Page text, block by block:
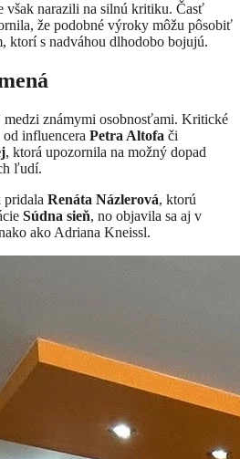
však narazili na silnú kritiku. Časť
že podobné výroky môžu pôsobiť
s nadváhou dlhodobo bojujú.
známymi osobnosťami. Kritické
influencera Petra Altofa či
, ktorá upozornila na možný dopad
ľudí.
pridala Renáta Názlerová, ktorú
Súdna sieň, no objavila sa aj v
ako Adriana Kneissl.